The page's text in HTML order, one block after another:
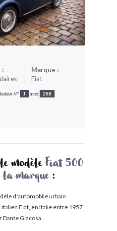
:
Marque :
Fiat
N° 1 avec 288
modèle Fiat 500
la marque:
d'automobile urbain
Fiat, en Italie entre 1957
Dante Giacosa.